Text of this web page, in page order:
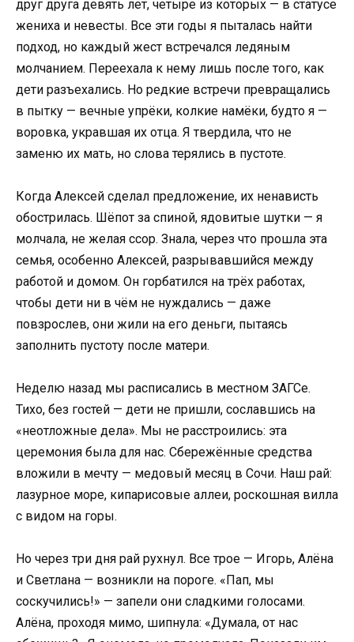
друг друга девять лет, четыре из которых — в статусе
жениха и невесты. Все эти годы я пыталась найти
подход, но каждый жест встречался ледяным
молчанием. Переехала к нему лишь после того, как
дети разъехались. Но редкие встречи превращались
в пытку — вечные упрёки, колкие намёки, будто я —
воровка, укравшая их отца. Я твердила, что не
заменю их мать, но слова терялись в пустоте.
Когда Алексей сделал предложение, их ненависть
обострилась. Шёпот за спиной, ядовитые шутки — я
молчала, не желая ссор. Знала, через что прошла эта
семья, особенно Алексей, разрывавшийся между
работой и домом. Он горбатился на трёх работах,
чтобы дети ни в чём не нуждались — даже
повзрослев, они жили на его деньги, пытаясь
заполнить пустоту после матери.
Неделю назад мы расписались в местном ЗАГСе.
Тихо, без гостей — дети не пришли, сославшись на
«неотложные дела». Мы не расстроились: эта
церемония была для нас. Сбережённые средства
вложили в мечту — медовый месяц в Сочи. Наш рай:
лазурное море, кипарисовые аллеи, роскошная вилла
с видом на горы.
Но через три дня рай рухнул. Все трое — Игорь, Алёна
и Светлана — возникли на пороге. «Пап, мы
соскучились!» — запели они сладкими голосами.
Алёна, проходя мимо, шипнула: «Думала, от нас